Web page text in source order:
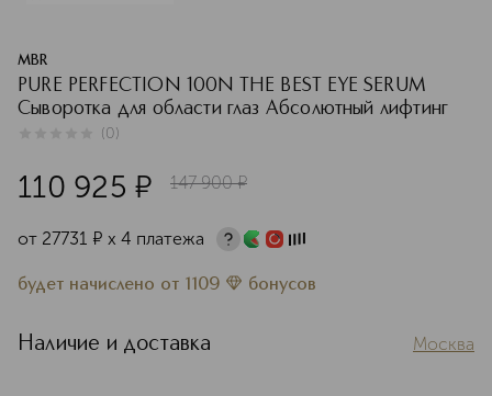
MBR
PURE PERFECTION 100N THE BEST EYE SERUM
Сыворотка для области глаз Абсолютный лифтинг
(0)
110 925 ¤ 147 900 ¤
от 27731 ¤ х 4 платежа
будет начислено от 1109 бонусов
Наличие и доставка Москва